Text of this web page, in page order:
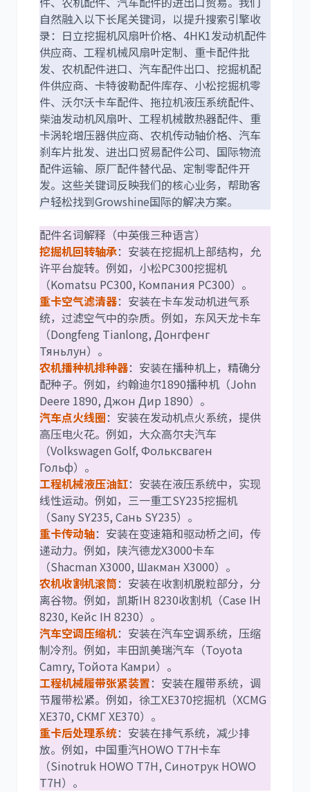
尼桑 依维柯
自然融入以下长尾关键词，以提升搜索引擎收
录：日立挖掘机风扇叶价格、4HK1发动机配件
供应商、工程机械风扇叶定制、重卡配件批
发、农机配件进口、汽车配件出口、挖掘机配
件供应商、卡特彼勒配件库存、小松挖掘机零
件、沃尔沃卡车配件、拖拉机液压系统配件、
柴油发动机风扇叶、工程机械散热器配件、重
卡涡轮增压器供应商、农机传动轴价格、汽车
刹车片批发、进出口贸易配件公司、国际物流
配件运输、原厂配件替代品、定制零配件开
发。这些关键词反映我们的核心业务，帮助客
户轻松找到Growshine国际的解决方案。
配件名词解释（中英俄三种语言）
挖掘机回转轴承：安装在挖掘机上部结构，允
许平台旋转。例如，小松PC300挖掘机
（Komatsu PC300, Компания PC300）。
重卡空气滤清器：安装在卡车发动机进气系
统，过滤空气中的杂质。例如，东风天龙卡车
（Dongfeng Tianlong, Донгфенг
Тяньлун）。
农机播种机排种器：安装在播种机上，精确分
配种子。例如，约翰迪尔1890播种机（John
Deere 1890, Джон Дир 1890）。
汽车点火线圈：安装在发动机点火系统，提供
高压电火花。例如，大众高尔夫汽车
（Volkswagen Golf, Фольксваген
Гольф）。
工程机械液压油缸：安装在液压系统中，实现
线性运动。例如，三一重工SY235挖掘机
（Sany SY235, Сань SY235）。
重卡传动轴：安装在变速箱和驱动桥之间，传
递动力。例如，陕汽德龙X3000卡车
（Shacman X3000, Шакман X3000）。
农机收割机滚筒：安装在收割机脱粒部分，分
离谷物。例如，凯斯IH 8230收割机（Case IH
8230, Кейс IH 8230）。
汽车空调压缩机：安装在汽车空调系统，压缩
制冷剂。例如，丰田凯美瑞汽车（Toyota
Camry, Тойота Камри）。
工程机械履带张紧装置：安装在履带系统，调
节履带松紧。例如，徐工XE370挖掘机（XCMG
XE370, СКМГ XE370）。
重卡后处理系统：安装在排气系统，减少排
放。例如，中国重汽HOWO T7H卡车
（Sinotruk HOWO T7H, Синотрук HOWO
T7H）。